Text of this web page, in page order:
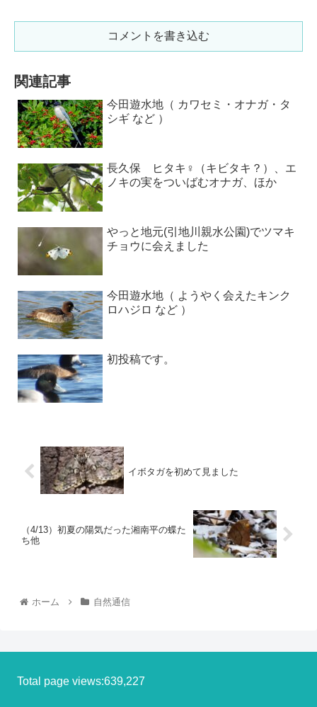
コメントを書き込む
関連記事
今田遊水地（ カワセミ・オナガ・タ
シギ など ）
長久保 ヒタキ♀（キビタキ？）、エ
ノキの実をついばむオナガ、ほか
やっと地元(引地川親水公園)でツマキ
チョウに会えました
今田遊水地（ ようやく会えたキンク
ロハジロ など ）
初投稿です。
イボタガを初めて見ました
（4/13）初夏の陽気だった湘南平の蝶た
ち他
ホーム 自然通信
Total page views:639,227